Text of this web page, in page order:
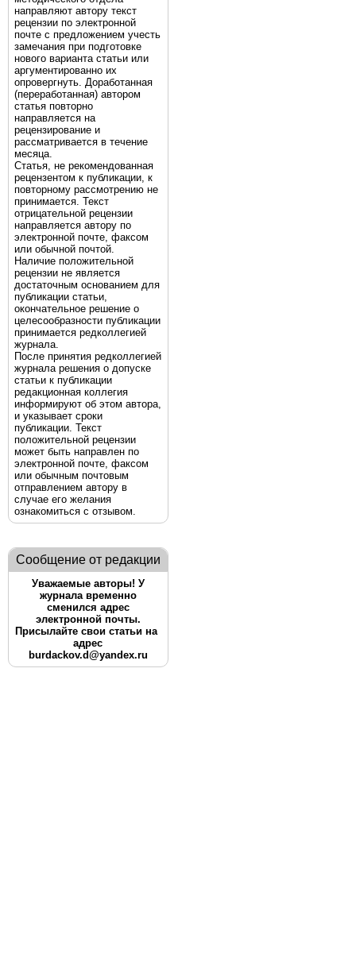
направляют автору текст
рецензии по электронной
почте с предложением учесть
замечания при подготовке
нового варианта статьи или
аргументированно их
опровергнуть. Доработанная
(переработанная) автором
статья повторно
направляется на
рецензирование и
рассматривается в течение
месяца.
Статья, не рекомендованная
рецензентом к публикации, к
повторному рассмотрению не
принимается. Текст
отрицательной рецензии
направляется автору по
электронной почте, факсом
или обычной почтой.
Наличие положительной
рецензии не является
достаточным основанием для
публикации статьи,
окончательное решение о
целесообразности публикации
принимается редколлегией
журнала.
После принятия редколлегией
журнала решения о допуске
статьи к публикации
редакционная коллегия
информируют об этом автора,
и указывает сроки
публикации. Текст
положительной рецензии
может быть направлен по
электронной почте, факсом
или обычным почтовым
отправлением автору в
случае его желания
ознакомиться с отзывом.
Сообщение от редакции
Уважаемые авторы! У
журнала временно
сменился адрес
электронной почты.
Присылайте свои статьи на
адрес
burdackov.d@yandex.ru